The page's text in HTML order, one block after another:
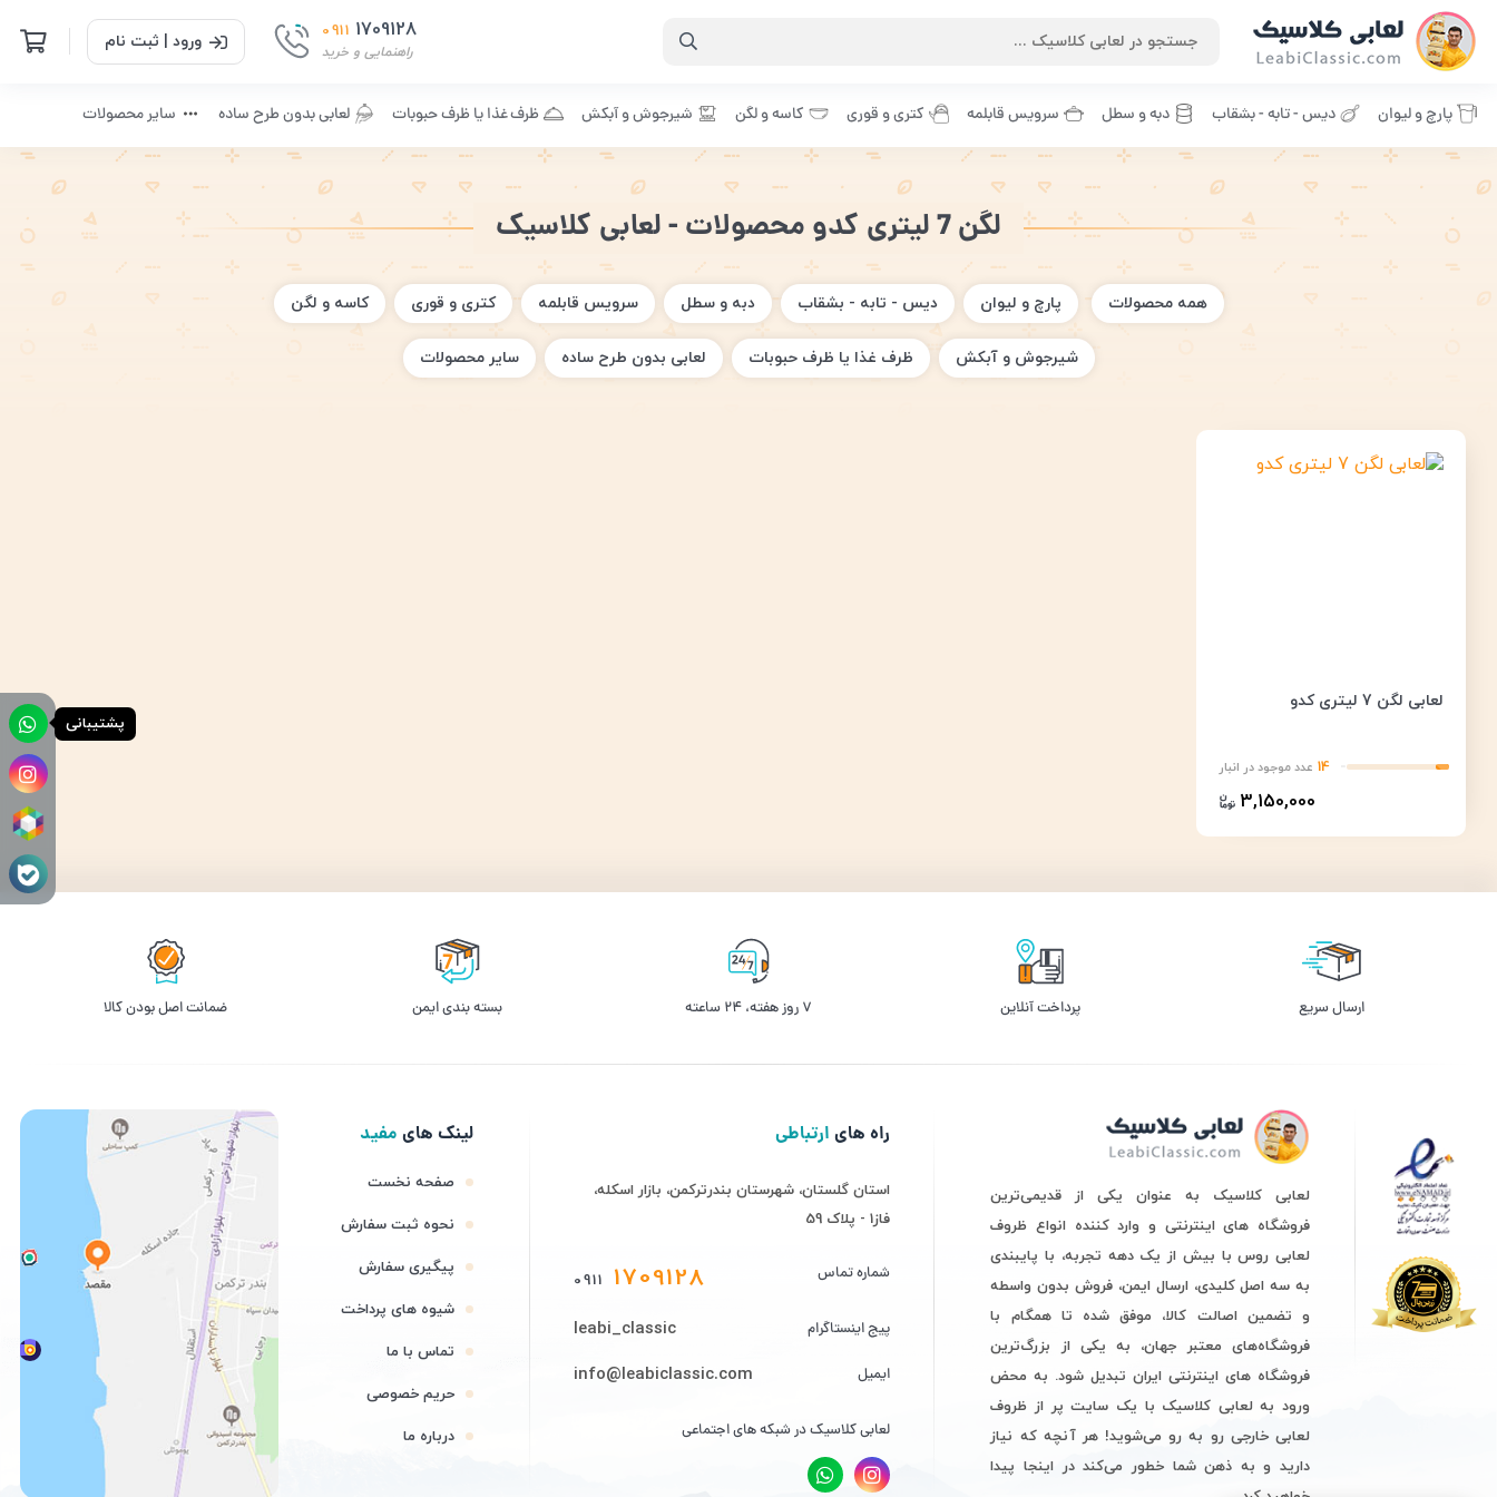
0911 1709128
راهنمایی و خرید ورود | ثبت نام
پارچ و لیوان دیس - تابه - بشقاب دبه و سطل سرویس قابلمه کتری و قوری کاسه و لگن شیرجوش و آبکش ظرف غذا یا ظرف حبوبات لعابی بدون طرح ساده سایر محصولات
لگن 7 لیتری کدو محصولات - لعابی کلاسیک
همه محصولات پارچ و لیوان دیس - تابه - بشقاب دبه و سطل سرویس قابلمه کتری و قوری کاسه و لگن
شیرجوش و آبکش ظرف غذا یا ظرف حبوبات لعابی بدون طرح ساده سایر محصولات
14 عدد موجود در انبار
لعابی لگن 7 لیتری کدو
3,150,000
پشتیبانی
ارسال سریع پرداخت آنلاین ۷ روز ﻫﻔﺘﻪ، ۲۴ ﺳﺎﻋﺘﻪ بسته بندی ایمن ﺿﻤﺎﻧﺖ اﺻﻞ ﺑﻮدن ﮐﺎﻟﺎ
لعابی کلاسیک به عنوان یکی از قدیمی‌ترین
فروشگاه های اینترنتی و وارد کننده انواع ظروف
لعابی روس با بیش از یک دهه تجربه، با پایبندی
به سه اصل کلیدی، ارسال ایمن، فروش بدون واسطه
و تضمین اصالت کالا، موفق شده تا همگام با
فروشگاه‌های معتبر جهان، به یکی از بزرگ‌ترین
فروشگاه های اینترنتی ایران تبدیل شود. به محض
ورود به لعابی کلاسیک با یک سایت پر از ظروف
لعابی خارجی رو به رو می‌شوید! هر آنچه که نیاز
دارید و به ذهن شما خطور می‌کند در اینجا پیدا
راه هایارتباطی
استان گلستان، شهرستان بندرترکمن، بازار اسکله،
فاز1 - پلاک 59
شماره تماس 0911 1709128
پیج اینستاگرام leabi_classic
ایمیل info@leabiclassic.com
لعابی کلاسیک در شبکه های اجتماعی
لینک های مفید
صفحه نخست
نحوه ثبت سفارش
پیگیری سفارش
شیوه های پرداخت
تماس با ما
حریم خصوصی
درباره ما